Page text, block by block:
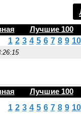
Лучшие 100
1 2 3 4 5 6 7 8 9 10
Лучшие 100
1 2 3 4 5 6 7 8 9 10